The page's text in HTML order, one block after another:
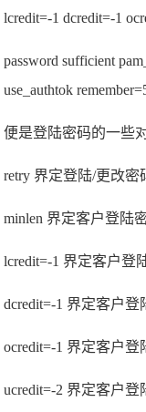
lcredit=-1 dcredit=-1
password sufficient
use_authtok
便是登陆密码的一些
retry 界定登陆/更改
minlen 界定客户登陆
lcredit=-1 界定客户登
dcredit=-1 界定客户
ocredit=-1 界定客户
ucredit=-2 界定客户